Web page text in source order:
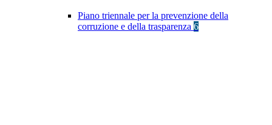
Piano triennale per la prevenzione della
corruzione e della trasparenza 6